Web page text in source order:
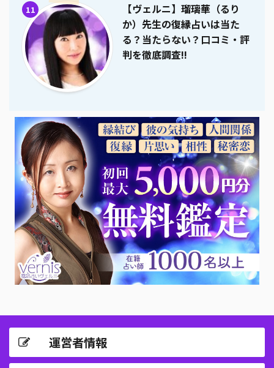
11
【ヴェルニ】瑠璃華（るり
か）先生の復縁占いは当た
る？当たらない？口コミ・評
判を徹底調査!!
運営者情報